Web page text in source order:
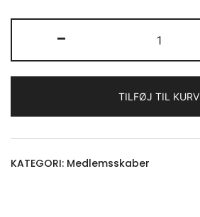
-
-
DGTP
2026
antal
TILFØJ TIL KURV
KATEGORI: Medlemsskaber